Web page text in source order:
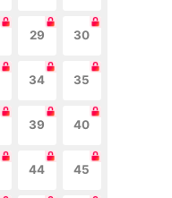
29 30
34 35
39 40
44 45